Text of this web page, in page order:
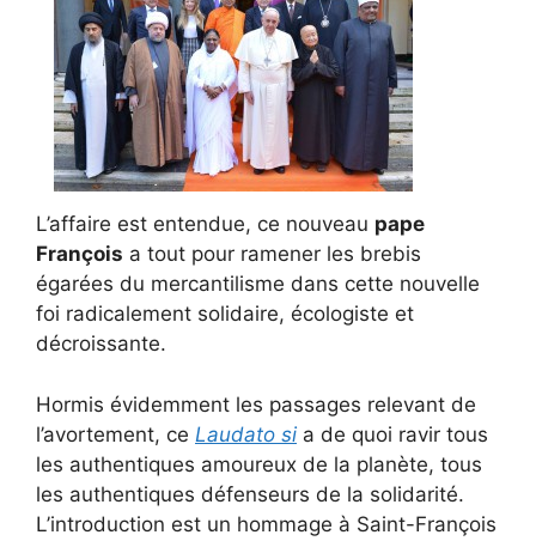
L’affaire est entendue, ce nouveau pape
François a tout pour ramener les brebis
égarées du mercantilisme dans cette nouvelle
foi radicalement solidaire, écologiste et
décroissante.
Hormis évidemment les passages relevant de
l’avortement, ce Laudato si a de quoi ravir tous
les authentiques amoureux de la planète, tous
les authentiques défenseurs de la solidarité.
L’introduction est un hommage à Saint-François